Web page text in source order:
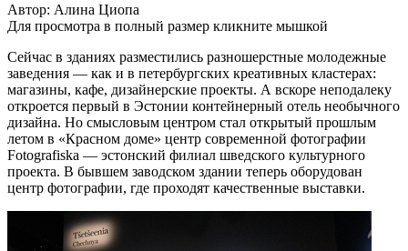
Автор: Алина Циопа
Для просмотра в полный размер кликните мышкой
Сейчас в зданиях разместились разношерстные молодежные
заведения — как и в петербургских креативных кластерах:
магазины, кафе, дизайнерские проекты. А вскоре неподалеку
откроется первый в Эстонии контейнерный отель необычного
дизайна. Но смысловым центром стал открытый прошлым
летом в «Красном доме» центр современной фотографии
Fotografiska — эстонский филиал шведского культурного
проекта. В бывшем заводском здании теперь оборудован
центр фотографии, где проходят качественные выставки.